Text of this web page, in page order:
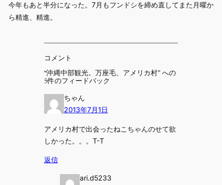
今年もあと半分になった。7月もフンドシを締め直してまた月曜か
ら精進、精進。
コメント
“沖縄中部観光。万座毛、アメリカ村” への
5件のフィードバック
ちゃん
2013年7月1日
アメリカ村で出会ったねこちゃんのせて欲
しかった。。。T-T
返信
ari.d5233